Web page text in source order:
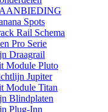
AANBIEDING
Spots
Rail Schema
Pro Serie
Draagrail
Module Pluto
Jupiter
Module Titan
Blindplaten
Plug-Inn